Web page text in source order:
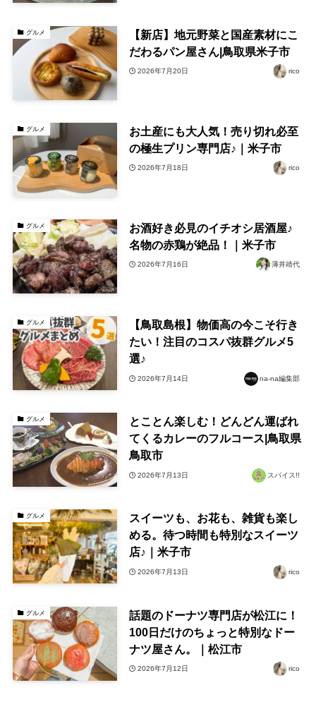
グルメ
【新店】地元野菜と国産素材にこ
だわるパン屋さん|鳥取県米子市
2026年7月20日 rico
グルメ
お土産にも大人気！売り切れ必至
の極生プリン専門店♪｜米子市
2026年7月18日 rico
グルメ
お酒好き必見のイチオシ居酒屋♪
名物の赤鶏が絶品！｜米子市
2026年7月16日 薄井靖代
グルメ
【鳥取島根】物価高の今こそ行き
たい！注目のコスパ抜群グルメ5
選♪
2026年7月14日 na-na編集部
グルメ
とことん楽しむ！どんどん運ばれ
てくるカレーのフルコース|鳥取県
鳥取市
2026年7月13日 スパイス!!
グルメ
⁡スイーツも、お花も、雑貨も楽し
める。待つ時間も特別なスイーツ
店♪｜米子市
2026年7月13日 rico
グルメ
話題のドーナツ専門店が松江に！
100日だけのちょっと特別なドー
ナツ屋さん。｜松江市
2026年7月12日 rico